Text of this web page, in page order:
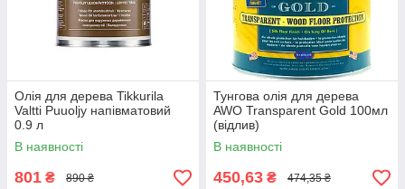
Олія для дерева Tikkurila
Valtti Puuoljy напівматовий
0.9 л
В наявності
801 ₴ 890 ₴
Тунгова олія для дерева
AWO Transparent Gold 100мл
(відлив)
В наявності
450,63 ₴ 474,35 ₴